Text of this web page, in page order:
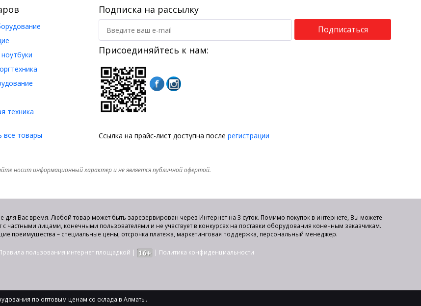
техника
все товары
Подписка на рассылку
Подписаться
Присоединяйтесь к нам:
Ссылка на прайс-лист доступна после регистрации
носит информационный характер и не является публичной офертой.
для Вас время. Любой товар может быть зарезервирован через Интернет на 3 суток. Помимо покупок в интернете, Вы можете
частными лицами, конечными пользователями и не участвует в конкурсах на поставки оборудования конечным заказчикам.
преимущества – специальные цены, отсрочка платежа, маркетинговая поддержка, персональный менеджер.
пользования интернет площадкой | | Политика конфиденциальности
по оптовым ценам со склада в Алматы.